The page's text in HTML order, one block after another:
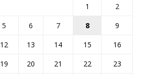
1
2
5 6 7 8
9
12 13 14 15
16
19 20 21 22
23